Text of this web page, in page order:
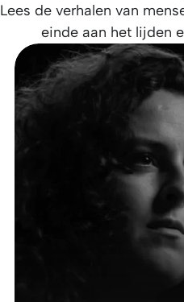
Lees de verhalen van
einde aan het lijden